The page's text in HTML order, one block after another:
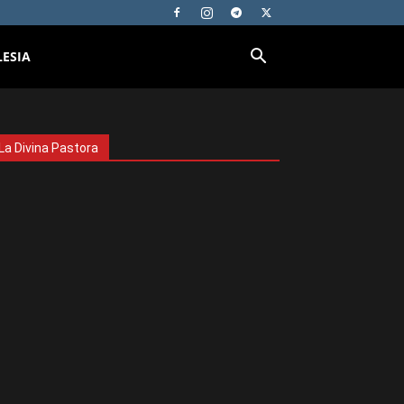
La Divina Pastora